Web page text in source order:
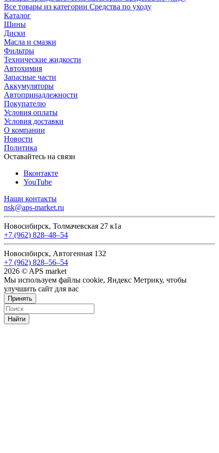
Все товары из категории Средства по уходу
Каталог
Шины
Диски
Масла и смазки
Фильтры
Технические жидкости
Автохимия
Запасные части
Аккумуляторы
Автопринадлежности
Покупателю
Условия оплаты
Условия доставки
О компании
Новости
Политика
Оставайтесь на связи
Вконтакте
YouTube
Наши контакты
nsk@aps-market.ru
Новосибирск, Толмачевская 27 к1а
+7 (962) 828‒48‒54
Новосибирск, Автогенная 132
+7 (962) 828‒56‒54
2026 © APS market
Мы используем файлы cookie, Яндекс Метрику, чтобы
улучшить сайт для вас
Принять
Найти